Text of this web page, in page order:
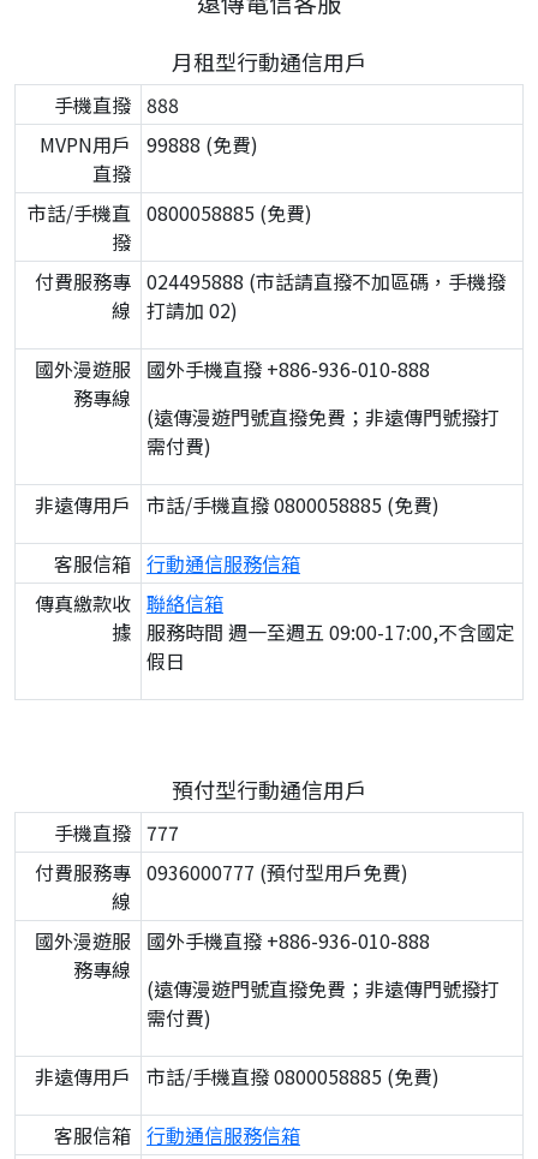
月租型行動通信用戶
手機直撥 888
MVPN用戶
直撥
99888 (免費)
市話/手機直
撥
0800058885 (免費)
付費服務專
線
024495888 (市話請直撥不加區碼，手機撥
打請加 02)
國外漫遊服
務專線
國外手機直撥 +886-936-010-888
(遠傳漫遊門號直撥免費；非遠傳門號撥打
需付費)
非遠傳用戶 市話/手機直撥 0800058885 (免費)
客服信箱 行動通信服務信箱
傳真繳款收
據
聯絡信箱
服務時間 週一至週五 09:00-17:00,不含國定
假日
預付型行動通信用戶
手機直撥 777
付費服務專
線
0936000777 (預付型用戶免費)
國外漫遊服
務專線
國外手機直撥 +886-936-010-888
(遠傳漫遊門號直撥免費；非遠傳門號撥打
需付費)
非遠傳用戶 市話/手機直撥 0800058885 (免費)
客服信箱 行動通信服務信箱